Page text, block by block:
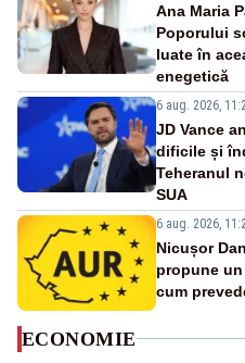
Ana Maria
Poporului
luate în
enegetică
6 aug. 2026,
JD Vance
dificile și
Teheranul
SUA
6 aug. 2026,
Nicușor
propune
cum
ECONOMIE